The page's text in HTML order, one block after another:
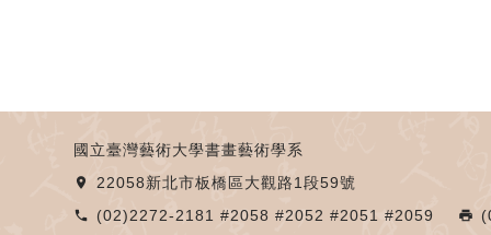
國立臺灣藝術大學書畫藝術學系
place 22058新北市板橋區大觀路1段59號
phone (02)2272-2181 #2058 #2052 #2051 #2059 local_printshop